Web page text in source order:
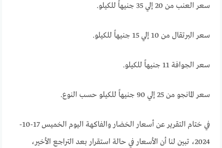
سعر العنب من 20 إلي 35 جنيهاً للكيلو.
سعر البرتقال من 10 إلي 15 جنيهاً للكيلو.
سعر الجوافة 11 جنيهاً للكيلو.
سعر المانجو من 25 إلي 90 جنيهاً للكيلو حسب النوع.
في ختام التقرير عن أسعار الخضار والفاكهة اليوم الخميس 17-10-
2024، تبين لنا أن الأسعار في حالة استقرار بعد التراجع الأخير،